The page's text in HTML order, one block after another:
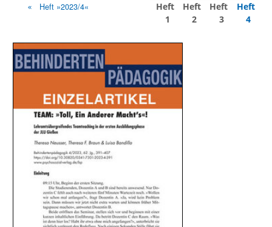
Heft »2023/4«
Heft
1
Heft
2
Heft
3
Heft
4